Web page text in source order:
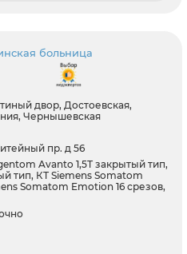
больница
двор, Достоевская,
Чернышевская
пр. д 56
Avanto 1,5Т закрытый тип,
тип, КТ Siemens Somatom
Somatom Emotion 16 срезов,